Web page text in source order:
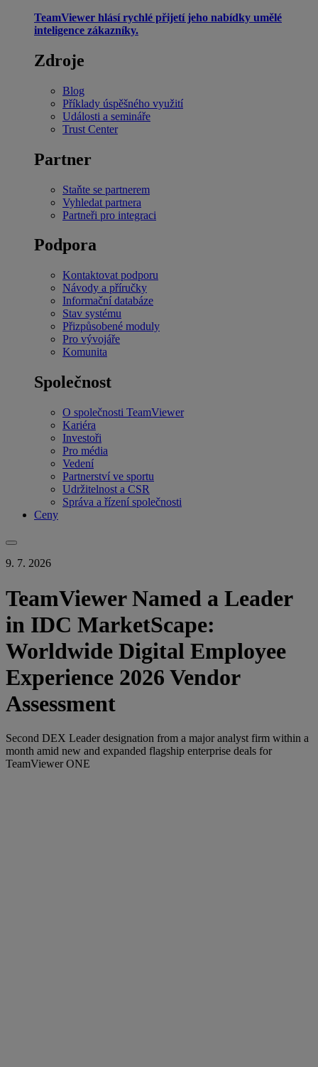
TeamViewer hlásí rychlé přijetí jeho nabídky umělé
inteligence zákazníky.
Zdroje
Blog
Příklady úspěšného využití
Události a semináře
Trust Center
Partner
Staňte se partnerem
Vyhledat partnera
Partneři pro integraci
Podpora
Kontaktovat podporu
Návody a příručky
Informační databáze
Stav systému
Přizpůsobené moduly
Pro vývojáře
Komunita
Společnost
O společnosti TeamViewer
Kariéra
Investoři
Pro média
Vedení
Partnerství ve sportu
Udržitelnost a CSR
Správa a řízení společnosti
Ceny
9. 7. 2026
TeamViewer Named a Leader
in IDC MarketScape:
Worldwide Digital Employee
Experience 2026 Vendor
Assessment
Second DEX Leader designation from a major analyst firm within a
month amid new and expanded flagship enterprise deals for
TeamViewer ONE